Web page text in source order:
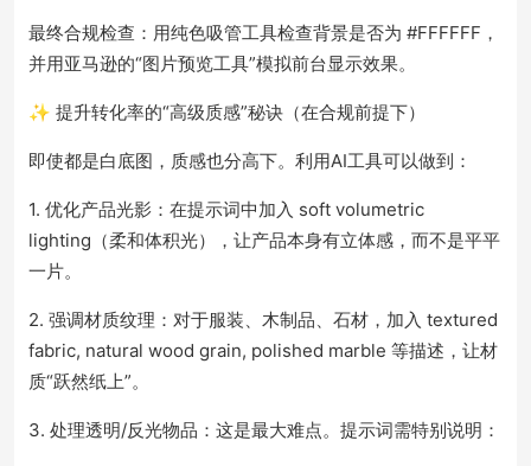
最终合规检查：用纯色吸管工具检查背景是否为 #FFFFFF，
并用亚马逊的“图片预览工具”模拟前台显示效果。
✨ 提升转化率的“高级质感”秘诀（在合规前提下）
即使都是白底图，质感也分高下。利用AI工具可以做到：
1. 优化产品光影：在提示词中加入 soft volumetric
lighting（柔和体积光），让产品本身有立体感，而不是平平
一片。
2. 强调材质纹理：对于服装、木制品、石材，加入 textured
fabric, natural wood grain, polished marble 等描述，让材
质“跃然纸上”。
3. 处理透明/反光物品：这是最大难点。提示词需特别说明：